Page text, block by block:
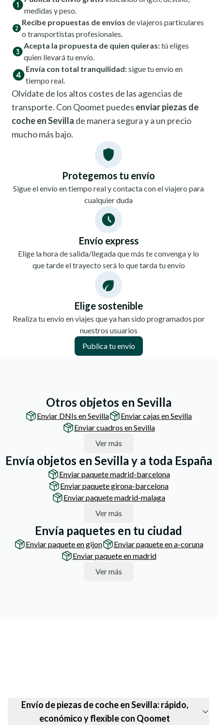
medidas y peso.
Recibe propuestas de envíos de viajeros particulares
o transportistas profesionales.
Acepta la propuesta de quien quieras:tú eliges
quien llevará tu envío.
Envía con total tranquilidad:sigue tu envío en
tiempo real.
Olvídate de los altos costes de las agencias de
transporte. Con Qoomet puedes enviar piezas de
coche en Sevilla de manera segura y a un precio
mucho más bajo.
Protegemos tu envío
Sigue el envío en tiempo real y contacta con el viajero para
cualquier duda
Envío express
Elige la hora de salida/llegada que más te convenga y lo
que tarde el trayecto será lo que tarda tu envío
Elige sostenible
Realiza tu envío en viajes que ya han sido programados por
nuestros usuarios
Publica tu envío
Otros objetos en Sevilla
Enviar DNIs en Sevilla
Enviar cajas en Sevilla
Enviar cuadros en Sevilla
Ver más
Envía objetos en Sevilla y a toda España
Enviar paquete madrid-barcelona
Enviar paquete girona-barcelona
Enviar paquete madrid-malaga
Ver más
Envía paquetes en tu ciudad
Enviar paquete en gijon
Enviar paquete en a-coruna
Enviar paquete en madrid
Ver más
Envío de piezas de coche en Sevilla: rápido,
económico y flexible con Qoomet